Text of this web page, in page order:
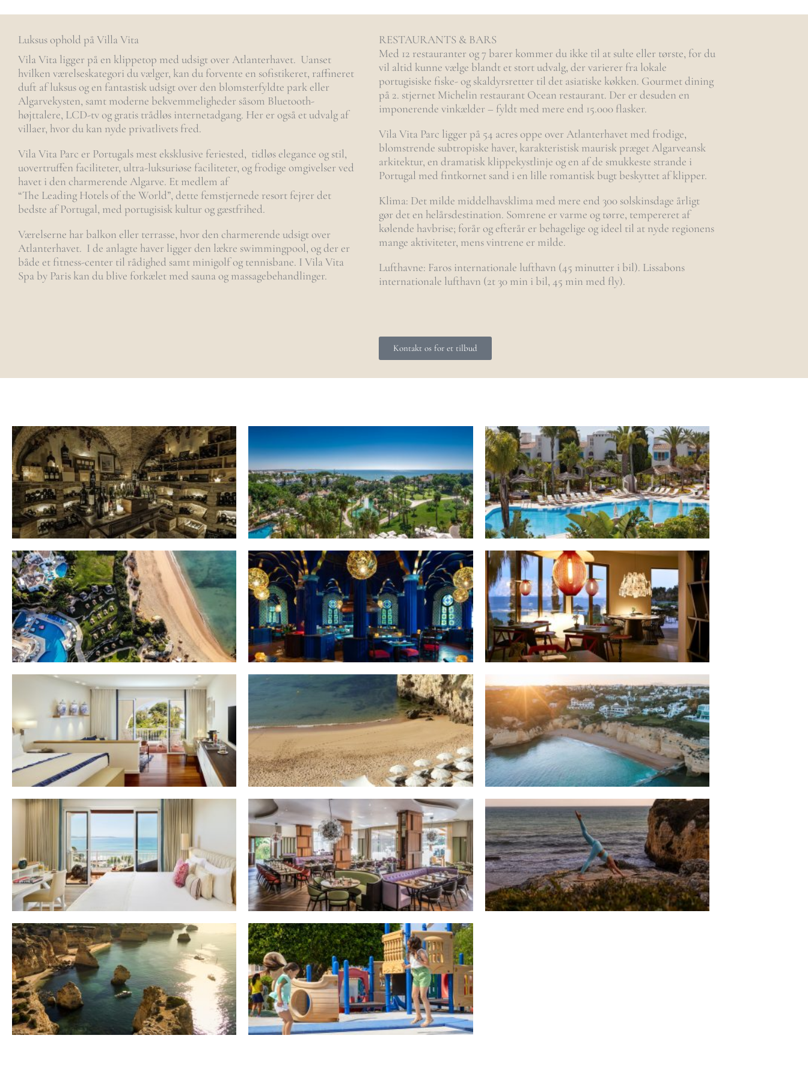
Luksus ophold på Villa Vita
Vila Vita ligger på en klippetop med udsigt over Atlanterhavet. Uanset
hvilken værelseskategori du vælger, kan du forvente en sofistikeret, raffineret
duft af luksus og en fantastisk udsigt over den blomsterfyldte park eller
Algarvekysten, samt moderne bekvemmeligheder såsom Bluetooth-
højttalere, LCD-tv og gratis trådløs internetadgang. Her er også et udvalg af
villaer, hvor du kan nyde privatlivets fred.
Vila Vita Parc er Portugals mest eksklusive feriested, tidløs elegance og stil,
uovertruffen faciliteter, ultra-luksuriøse faciliteter, og frodige omgivelser ved
havet i den charmerende Algarve. Et medlem af
“The Leading Hotels of the World”, dette femstjernede resort fejrer det
bedste af Portugal, med portugisisk kultur og gæstfrihed.
Værelserne har balkon eller terrasse, hvor den charmerende udsigt over
Atlanterhavet. I de anlagte haver ligger den lækre swimmingpool, og der er
både et fitness-center til rådighed samt minigolf og tennisbane. I Vila Vita
Spa by Paris kan du blive forkælet med sauna og massagebehandlinger.
RESTAURANTS & BARS
Med 12 restauranter og 7 barer kommer du ikke til at sulte eller tørste, for du
vil altid kunne vælge blandt et stort udvalg, der varierer fra lokale
portugisiske fiske- og skaldyrsretter til det asiatiske køkken. Gourmet dining
på 2. stjernet Michelin restaurant Ocean restaurant. Der er desuden en
imponerende vinkælder – fyldt med mere end 15.000 flasker.
Vila Vita Parc ligger på 54 acres oppe over Atlanterhavet med frodige,
blomstrende subtropiske haver, karakteristisk maurisk præget Algarveansk
arkitektur, en dramatisk klippekystlinje og en af ​​de smukkeste strande i
Portugal med fintkornet sand i en lille romantisk bugt beskyttet af klipper.
Klima: Det milde middelhavsklima med mere end 300 solskinsdage årligt
gør det en helårsdestination. Somrene er varme og tørre, tempereret af
kølende havbrise; forår og efterår er behagelige og ideel til at nyde regionens
mange aktiviteter, mens vintrene er milde.
Lufthavne: Faros internationale lufthavn (45 minutter i bil). Lissabons
internationale lufthavn (2t 30 min i bil, 45 min med fly).
Kontakt os for et tilbud